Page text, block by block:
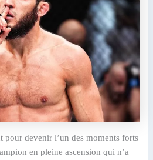
pour devenir l’un des moments forts
en pleine ascension qui n’a